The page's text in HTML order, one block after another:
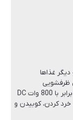
غذاها
ظرفشویی
خرد کردن، کوبیدن و